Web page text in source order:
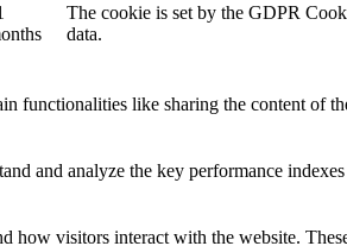
The cookie is set by the GDPR
data.
functionalities like sharing the content of
and analyze the key performance
how visitors interact with the website.